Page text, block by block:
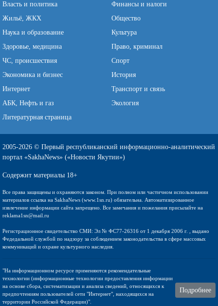
Власть и политика
Финансы и налоги
Жильё, ЖКХ
Общество
Наука и образование
Культура
Здоровье, медицина
Право, криминал
ЧС, происшествия
Спорт
Экономика и бизнес
История
Интернет
Транспорт и связь
АБК, Нефть и газ
Экология
Литературная страница
2005-2026 © Первый республиканский информационно-аналитический
портал «SakhaNews» («Новости Якутии»)
Содержит материалы 18+
Все права защищены и охраняются законом. При полном или частичном использовании
материалов ссылка на SakhaNews (www.1sn.ru) обязательна. Автоматизированное
извлечение информации сайта запрещено. Все замечания и пожелания присылайте на
reklama1sn@mail.ru
Регистрационное свидетельство СМИ: Эл № ФС77-26316 от 1 декабря 2006 г. , выдано
Федедальной службой по надзору за соблюдением законодательства в сфере массовых
коммуникаций и охране культурного наследия.
"На информационном ресурсе применяются рекомендательные
технологии (информационные технологии предоставления информации
на основе сбора, систематизации и анализа сведений, относящихся к
предпочтениям пользователей сети "Интернет", находящихся на
территории Российской Федерации)".
Подробнее